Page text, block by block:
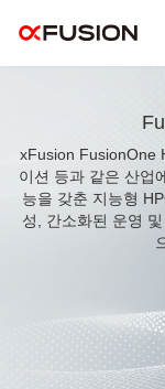
xFusion FusionOne
이션 등과 같은 산업
능을 갖춘 지능형
성, 간소화된 운영